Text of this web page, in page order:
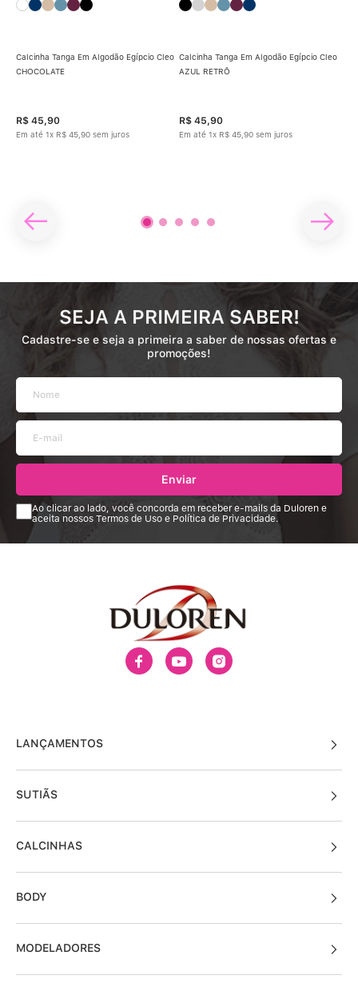
Calcinha Tanga Em Algodão Egípcio Cleo
CHOCOLATE
R$ 45,90
Em até 1x R$ 45 90 sem juros
Calcinha Tanga Em Algodão Egípcio Cleo
AZUL RETRÔ
R$ 45,90
Em até 1x R$ 45 90 sem juros
SEJA A PRIMEIRA SABER!
Cadastre-se e seja a primeira a saber de nossas ofertas e
promoções!
Enviar
Ao clicar ao lado, você concorda em receber e-mails da Duloren e
aceita nossos Termos de Uso e Política de Privacidade.
LANÇAMENTOS
SUTIÃS
CALCINHAS
BODY
MODELADORES